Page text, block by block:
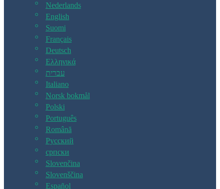
Nederlands
English
Suomi
Français
Deutsch
Ελληνικά
עברית
Italiano
Norsk bokmål
Polski
Português
Română
Русский
српски
Slovenčina
Slovenščina
Español